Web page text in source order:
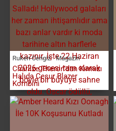
Ruken Cengiz Magazin
Charlize Theron’dan Kırmızı
Halıda Cesur Blazer
Kombini